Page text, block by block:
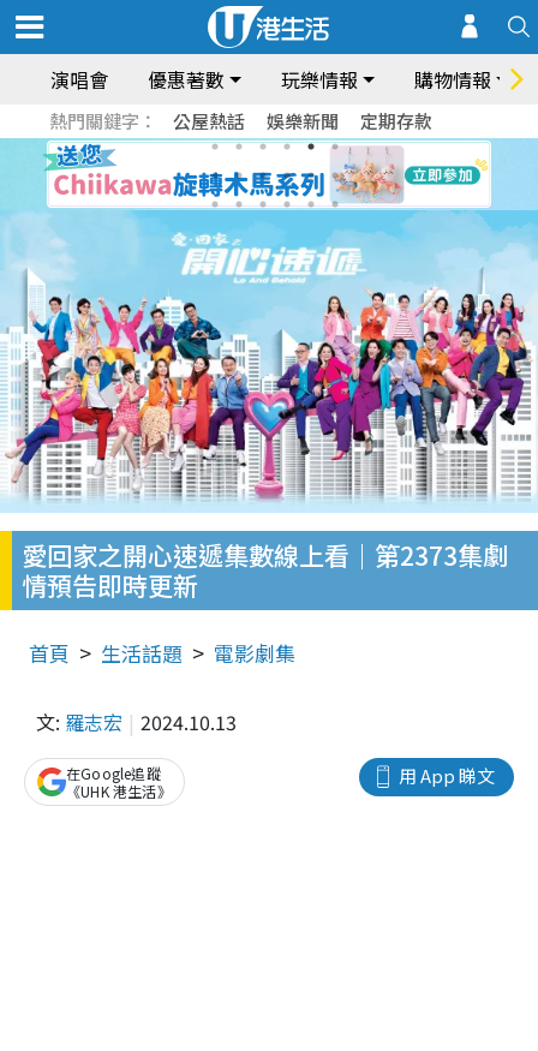
演唱會 優惠著數 玩樂情報 購物情報
熱門關鍵字： 公屋熱話 娛樂新聞 定期存款
愛回家之開心速遞集數線上看｜第2373集劇
情預告即時更新
首頁 生活話題 電影劇集
文: 羅志宏 2024.10.13
用 App 睇文
在Google追蹤
《UHK 港生活》